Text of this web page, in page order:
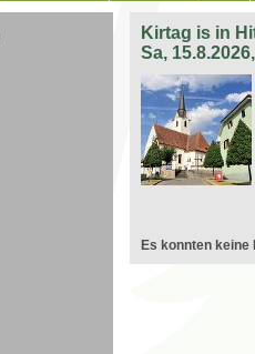
Kirtag is in
Sa,
Es konnten keine